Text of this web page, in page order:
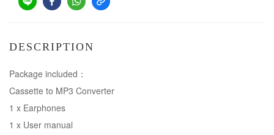
DESCRIPTION
Package included：
Cassette to MP3 Converter
1 x Earphones
1 x User manual